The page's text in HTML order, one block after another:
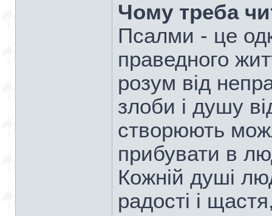
Чому треба
Псалми - це
праведного
розум від
злоби і душу
створюють
прибувати в
Кожній душі
радості і